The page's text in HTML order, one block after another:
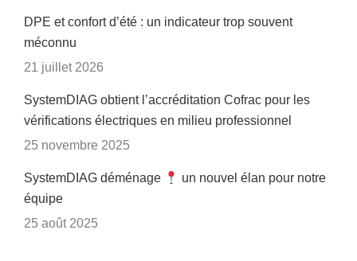
DPE et confort d’été : un indicateur trop souvent
méconnu
21 juillet 2026
SystemDIAG obtient l’accréditation Cofrac pour les
vérifications électriques en milieu professionnel
25 novembre 2025
SystemDIAG déménage
un nouvel élan pour notre
équipe
25 août 2025